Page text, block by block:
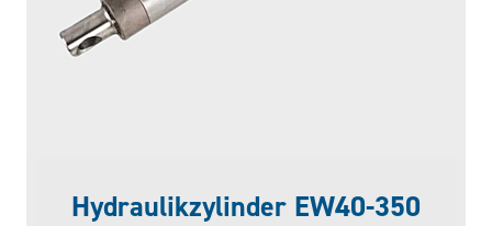
Hydraulikzylinder EW40-350